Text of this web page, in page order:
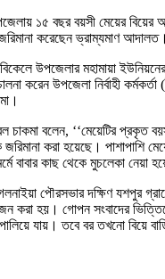
১৫ বছর বয়সী মেয়ের বিয়ের
করেছেন ভ্রাম্যমাণ আদালত।
উপজেলার মহামায়া ইউনিয়নের
করেন উপজেলা নির্বাহী
চাকমা বলেন, ‘‘মেয়েটির প্রকৃত
করা হয়েছে। পাশাপাশি
বাবার কাছ থেকে মুচলেকা নেয়া
পৌরসভার দক্ষিণ যশপুর
করা হয়। গোপন সংবাদের
যায়। তবে বর তখনো বিয়ে